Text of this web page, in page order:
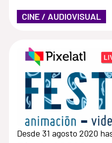
CINE / AUDIOVISUAL
Desde 31 agosto 2020